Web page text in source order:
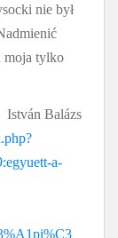
nie był
moja tylko
István Balázs
a-